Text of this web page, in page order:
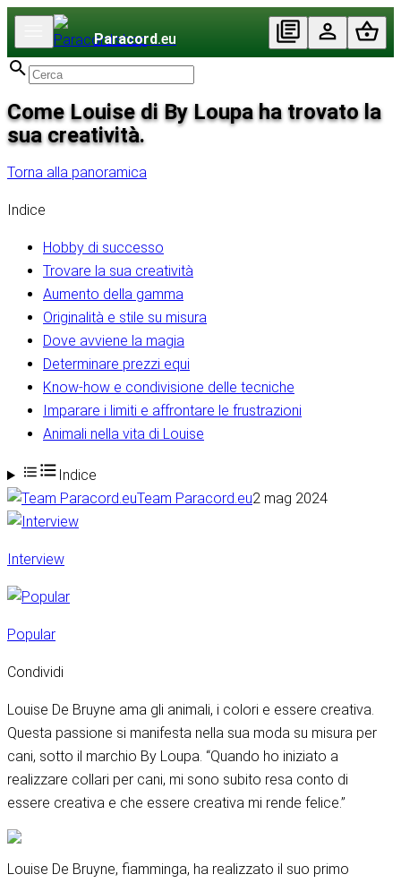
Paracord.eu
Come Louise di By Loupa ha trovato la
sua creatività.
Torna alla panoramica
Indice
Hobby di successo
Trovare la sua creatività
Aumento della gamma
Originalità e stile su misura
Dove avviene la magia
Determinare prezzi equi
Know-how e condivisione delle tecniche
Imparare i limiti e affrontare le frustrazioni
Animali nella vita di Louise
Indice
Team Paracord.eu2 mag 2024
Interview
Popular
Condividi
Louise De Bruyne ama gli animali, i colori e essere creativa.
Questa passione si manifesta nella sua moda su misura per
cani, sotto il marchio By Loupa. “Quando ho iniziato a
realizzare collari per cani, mi sono subito resa conto di
essere creativa e che essere creativa mi rende felice.”
Louise De Bruyne, fiamminga, ha realizzato il suo primo